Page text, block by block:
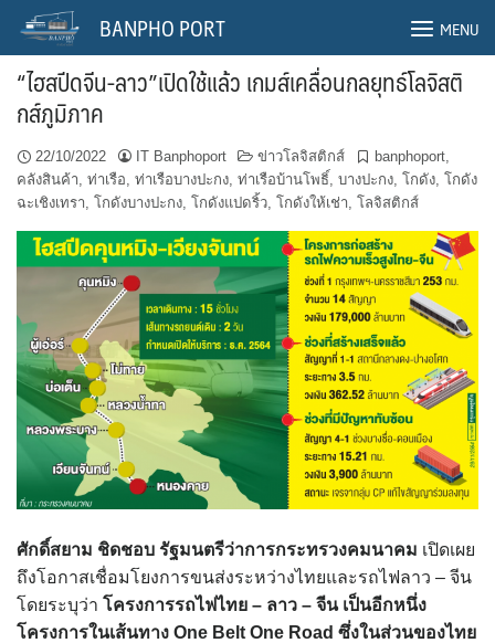
Skip
content
BANPHO PORT MENU
“ไฮสปีดจีน-ลาว”เปิดใช้แล้ว เกมส์เคลื่อนกลยุทธ์โลจิสติ
กส์ภูมิภาค
22/10/2022 IT Banphoport ข่าวโลจิสติกส์ banphoport,
คลังสินค้า, ท่าเรือ, ท่าเรือบางปะกง, ท่าเรือบ้านโพธิ์, บางปะกง, โกดัง, โกดัง
ฉะเชิงเทรา, โกดังบางปะกง, โกดังแปดริ้ว, โกดังให้เช่า, โลจิสติกส์
ศักดิ์สยาม ชิดชอบ รัฐมนตรีว่าการกระทรวงคมนาคม เปิดเผย
ถึงโอกาสเชื่อมโยงการขนส่งระหว่างไทยและรถไฟลาว – จีน
โดยระบุว่า โครงการรถไฟไทย – ลาว – จีน เป็นอีกหนึ่ง
โครงการในเส้นทาง One Belt One Road ซึ่งในส่วนของไทย